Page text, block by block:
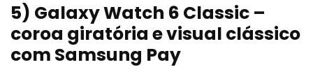
5) Galaxy Watch 6 Classic –
coroa giratória e visual clássico
com Samsung Pay